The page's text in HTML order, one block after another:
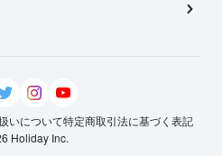
いについて特定商取引法に基づく表記
Holiday Inc.